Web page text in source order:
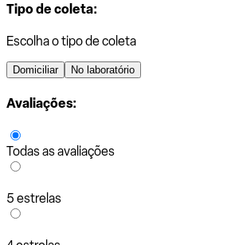
Tipo de coleta:
Escolha o tipo de coleta
Domiciliar No laboratório
Avaliações:
Todas as avaliações
5 estrelas